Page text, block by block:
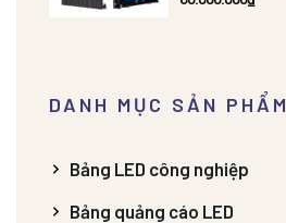
DANH MỤC SẢN PHẨM
Bảng LED công nghiệp
Bảng quảng cáo LED